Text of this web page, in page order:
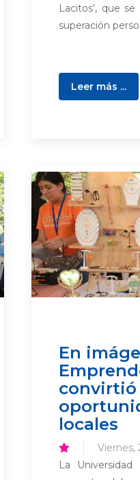
Lacitos’, que
superación
Leer más ...
En
convirtió
locales
Viernes,
La